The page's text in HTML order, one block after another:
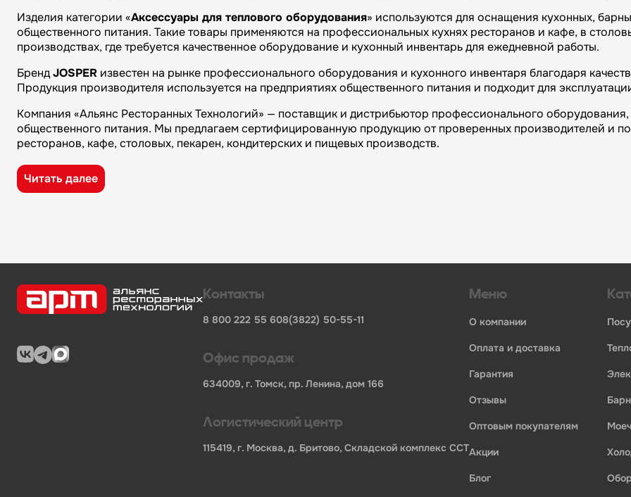
Изделия категории «Аксессуары для теплового оборудования» используются для оснащения кухонных,
общественного питания. Такие товары применяются на профессиональных кухнях ресторанов и кафе, в
производствах, где требуется качественное оборудование и кухонный инвентарь для ежедневной работы.
БрендJOSPER известен на рынке профессионального оборудования и кухонного инвентаря благодаря
Продукция производителя используется на предприятиях общественного питания и подходит для
Компания «Альянс Ресторанных Технологий» — поставщик и дистрибьютор профессионального
общественного питания. Мы предлагаем сертифицированную продукцию от проверенных производителей и
ресторанов, кафе, столовых, пекарен, кондитерских и пищевых производств.
Преимущества компании «Альянс Ресторанных Технологий»:
широкий ассортимент оборудования, кухонного инвентаря и посуды для HoReCa
Бренд - JOSPER
Ширина НЕТТО, мм
Высота НЕТТО, мм
В нашем каталоге также представлены другие категории профессионального оборудования для оснащения
Читать далее
Контакты
8 800 222 55 608(3822) 50-55-11
Офис продаж
634009, г. Томск, пр. Ленина, дом 166
Логистический центр
115419, г. Москва, д. Бритово, Складской комплекс ССТ
Меню
о компании
оплата и доставка
гарантия
отзывы
оптовым покупателям
акции
блог